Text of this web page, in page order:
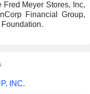
Meyer Stores, Inc,
Financial Group,
Foundation.
INC.